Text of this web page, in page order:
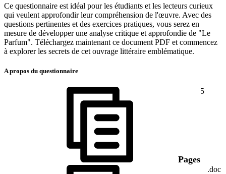
Ce questionnaire est idéal pour les étudiants et les lecteurs curieux
qui veulent approfondir leur compréhension de l'œuvre. Avec des
questions pertinentes et des exercices pratiques, vous serez en
mesure de développer une analyse critique et approfondie de "Le
Parfum". Téléchargez maintenant ce document PDF et commencez
à explorer les secrets de cet ouvrage littéraire emblématique.
A propos du questionnaire
Pages
5
.doc